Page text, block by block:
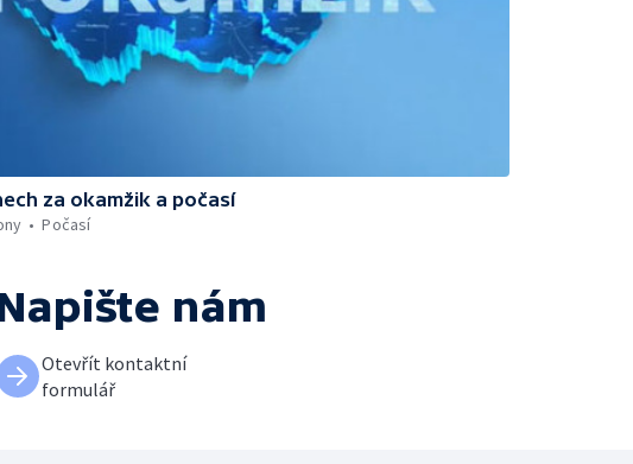
za okamžik a počasí
Počasí
nám
Otevřít kontaktní
formulář